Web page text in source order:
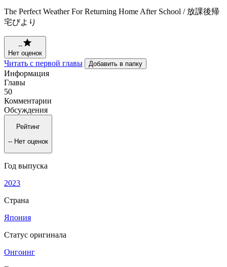
The Perfect Weather For Returning Home After School / 放課後帰
宅びより
--
Нет оценок
Читать с первой главы Добавить в папку
Информация
Главы
50
Комментарии
Обсуждения
Рейтинг
-- Нет оценок
Год выпуска
2023
Страна
Япония
Статус оригинала
Онгоинг